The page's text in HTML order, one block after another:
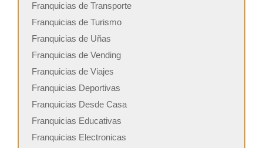
Franquicias de Transporte
Franquicias de Turismo
Franquicias de Uñas
Franquicias de Vending
Franquicias de Viajes
Franquicias Deportivas
Franquicias Desde Casa
Franquicias Educativas
Franquicias Electronicas